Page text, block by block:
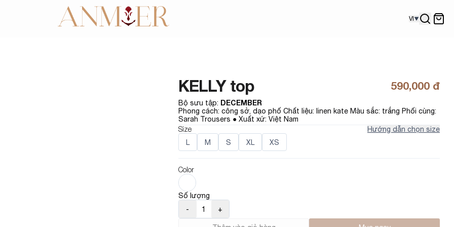
VI
KELLY top 590,000 đ
Bộ sưu tập: DECEMBER
Phong cách: công sở, dạo phố Chất liệu: linen kate Màu sắc: trắng Phối cùng:
Sarah Trousers ● Xuất xứ: Việt Nam
Size
Hướng dẫn chọn size
L
M S XL XS
Color
Số lượng
-
1 +